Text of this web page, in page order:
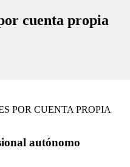
cuenta propia
POR CUENTA PROPIA
autónomo